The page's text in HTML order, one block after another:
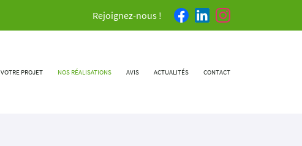
Rejoignez-nous !
VOTRE PROJET NOS RÉALISATIONS AVIS ACTUALITÉS CONTACT